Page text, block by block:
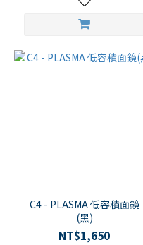
C4 - PLASMA 低容積面鏡
(黑)
NT$1,650